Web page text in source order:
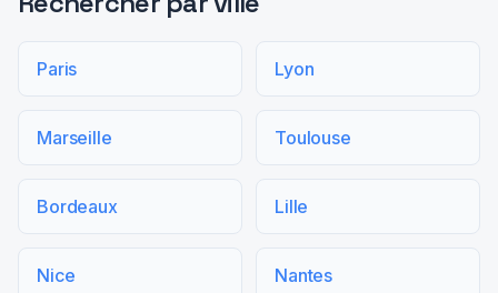
Paris Lyon
Marseille Toulouse
Bordeaux Lille
Nice Nantes